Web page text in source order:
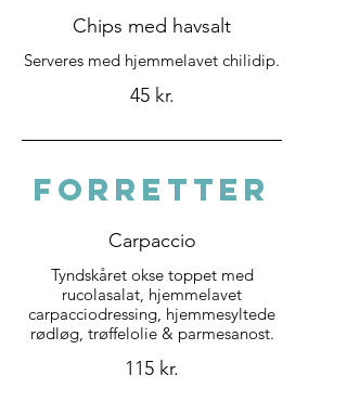
Chips med havsalt
Serveres med hjemmelavet chilidip.
45 kr.
FORRETTER
Carpaccio
Tyndskåret okse toppet med
rucolasalat, hjemmelavet
carpacciodressing, hjemmesyltede
rødløg, trøffelolie & parmesanost.
115 kr.